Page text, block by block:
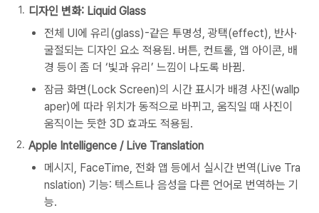
디자인 변화: Liquid Glass
전체 UI에 유리(glass)-같은 투명성, 광택(effect), 반사·
굴절되는 디자인 요소 적용됨. 버튼, 컨트롤, 앱 아이콘, 배
경 등이 좀 더 ‘빛과 유리’ 느낌이 나도록 바뀜.
잠금 화면(Lock Screen)의 시간 표시가 배경 사진(wallp
aper)에 따라 위치가 동적으로 바뀌고, 움직일 때 사진이
움직이는 듯한 3D 효과도 적용됨.
Apple Intelligence / Live Translation
메시지, FaceTime, 전화 앱 등에서 실시간 번역(Live Tra
nslation) 기능: 텍스트나 음성을 다른 언어로 번역하는 기
능.